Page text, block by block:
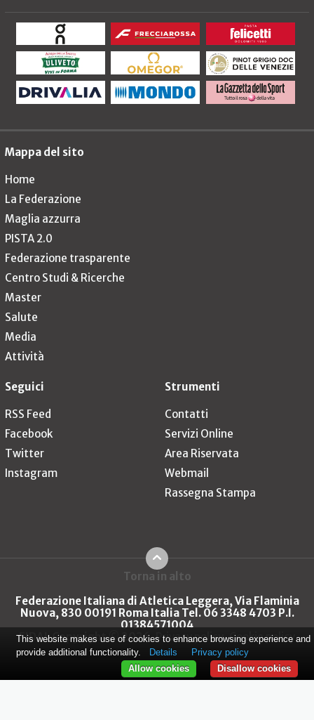
Mappa del sito
Home
La Federazione
Maglia azzurra
PISTA 2.0
Federazione trasparente
Centro Studi & Ricerche
Master
Salute
Media
Attività
Seguici
RSS Feed
Facebook
Twitter
Instagram
Strumenti
Contatti
Servizi Online
Area Riservata
Webmail
Rassegna Stampa
Torna in alto
Federazione Italiana di Atletica Leggera, Via Flaminia
Nuova, 830 00191 Roma Italia Tel. 06 3348 4703 P.I.
01384571004
FIDAL Copyright © 2026 Privacy policy Cookie policy
This website makes use of cookies to enhance browsing experience and
provide additional functionality.
Details
Privacy policy
Disallow cookies
Allow cookies